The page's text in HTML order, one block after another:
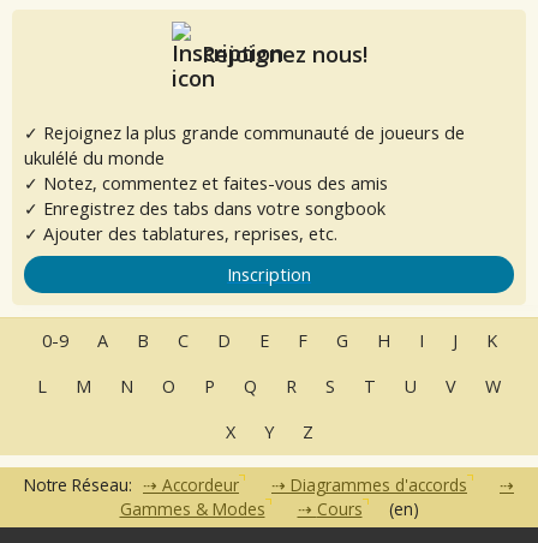
Rejoignez nous!
✓ Rejoignez la plus grande communauté de joueurs de
ukulélé du monde
✓ Notez, commentez et faites-vous des amis
✓ Enregistrez des tabs dans votre songbook
✓ Ajouter des tablatures, reprises, etc.
Inscription
0-9 A B C D E F G H I J
K
L
M N O P Q R S T U V
W
X
Y Z
Notre Réseau: Accordeur
Diagrammes d'accords
Gammes & Modes
Cours (en)